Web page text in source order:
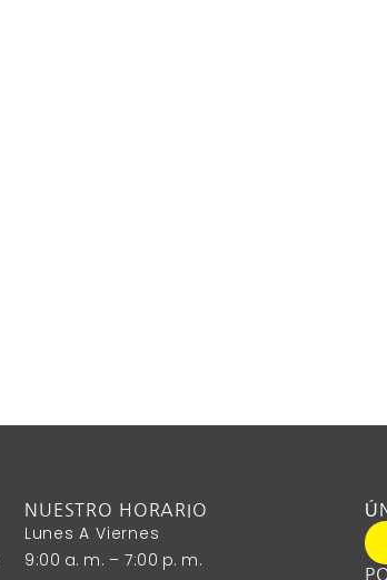
NUESTRO HORARIO
Lunes A ‎Viernes
9:00 A. M. – 7:00 P. M.